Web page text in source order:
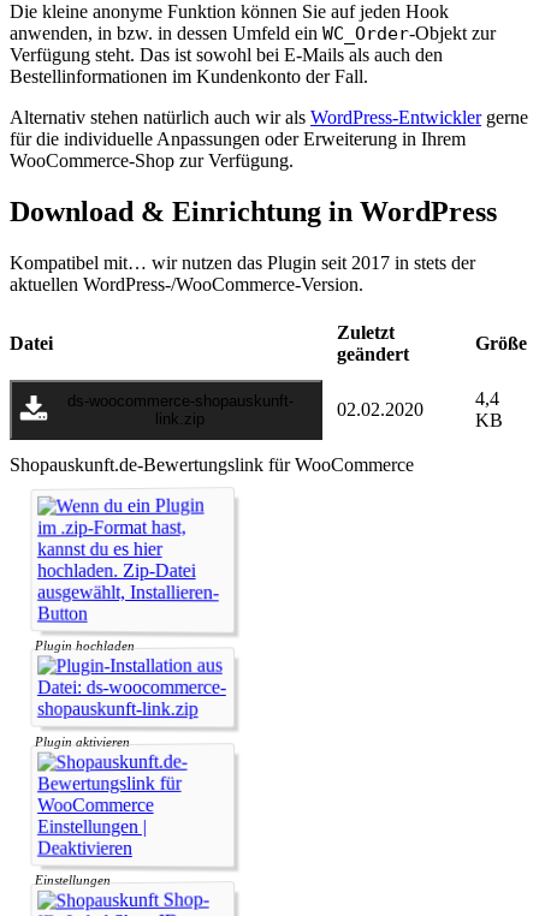
Die kleine anonyme Funktion können Sie auf jeden Hook
anwenden, in bzw. in dessen Umfeld ein WC_Order-Objekt zur
Verfügung steht. Das ist sowohl bei E-Mails als auch den
Bestellinformationen im Kundenkonto der Fall.
Alternativ stehen natürlich auch wir als WordPress-Entwicklergerne
für die individuelle Anpassungen oder Erweiterung in Ihrem
WooCommerce-Shop zur Verfügung.
Download & Einrichtung in WordPress
Kompatibel mit… wir nutzen das Plugin seit 2017 in stets der
aktuellen WordPress-/WooCommerce-Version.
Datei
Zuletzt
geändert
Größe
ds-woocommerce-shopauskunft-
link.zip
02.02.2020
4,4
KB
Shopauskunft.de-Bewertungslink für WooCommerce
Plugin hochladen
Plugin aktivieren
Einstellungen